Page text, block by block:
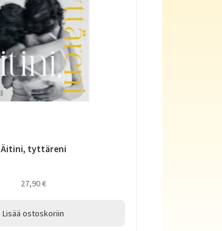
Äitini, tyttäreni
27,90€
Lisää ostoskoriin